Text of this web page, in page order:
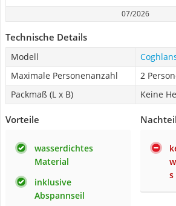
07/2026
Technische Details
Modell
Maximale Personenanzahl
2
Packmaß (L x B)
Keine
Vorteile
wasserdichtes
Material
inklusive
Abspannseil
s